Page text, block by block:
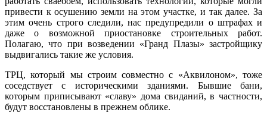
привести к осушению земли на этом участке, и так далее. За
этим очень строго следили, нас предупредили о штрафах и
даже о возможной приостановке строительных работ.
Полагаю, что при возведении «Гранд Плазы» застройщику
выдвигались такие же условия.
ТРЦ, который мы строим совместно с «Аквилоном», тоже
соседствует с историческими зданиями. Бывшие бани,
которым приписывают «славу» дома свиданий, в частности,
будут восстановлены в прежнем облике.